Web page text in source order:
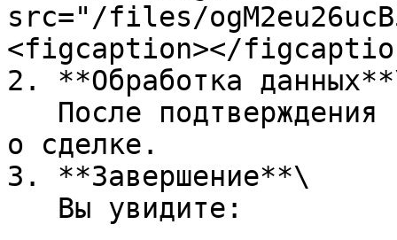
src="/files/
<figcaption></
2. **Обработка
о сделке.
3. **Завершение**\